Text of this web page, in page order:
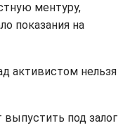
ментуру,
показания на
активистом нельзя
выпустить под залог